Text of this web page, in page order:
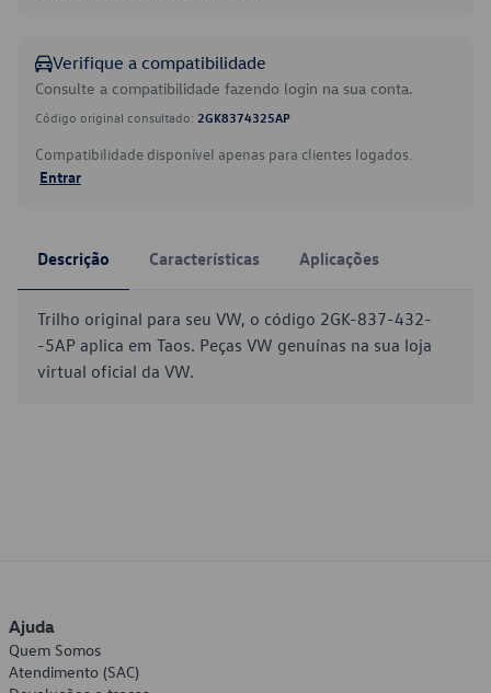
Verifique a compatibilidade
Consulte a compatibilidade fazendo login na sua conta.
Código original consultado: 2GK8374325AP
Compatibilidade disponível apenas para clientes logados.
Entrar
Descrição Características Aplicações
Trilho original para seu VW, o código 2GK-837-432-
-5AP aplica em Taos. Peças VW genuínas na sua loja
virtual oficial da VW.
Ajuda
Quem Somos
Atendimento (SAC)